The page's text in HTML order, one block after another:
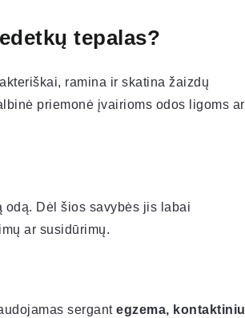
tepalas?
ramina ir skatina žaizdų
priemonė įvairioms odos ligoms ar
Dėl šios savybės jis labai
ar susidūrimų.
sergant egzema, kontaktiniu